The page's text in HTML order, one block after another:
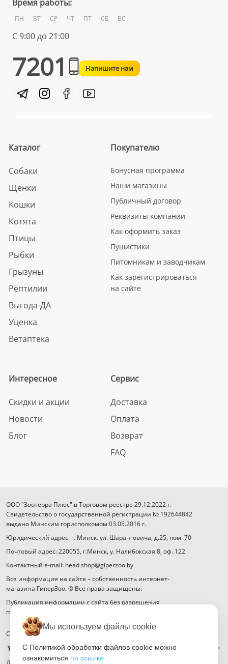
Время работы:
ПН ВТ СР ЧТ ПТ СБ ВС
С 9:00 до 21:00
7201 Напишите нам
Каталог
Собаки
Щенки
Кошки
Котята
Птицы
Рыбки
Грызуны
Рептилии
Выгода-ДА
Уценка
Ветаптека
Покупателю
Бонусная программа
Наши магазины
Публичный договор
Реквизиты компании
Как оформить заказ
Пушистики
Питомникам и заводчикам
Как зарегистрироваться
на сайте
Интересное
Скидки и акции
Новости
Блог
Сервис
Доставка
Оплата
Возврат
FAQ
ООО "Зоотерра Плюс" в Торговом реестре 29.12.2022 г.
Свидетельство о государственной регистрации № 192644842
выдано Минским горисполкомом 03.05.2016 г.
Юридический адрес: г. Минск. ул. Шаранговича, д.25, пом. 70
Почтовый адрес: 220055, г.Минск, у. Налибокская 8, оф. 122
Контактный e-mail: head.shop@giperzoo.by
Вся информация на сайте – собственность интернет-
магазина ГиперЗоо. © Все права защищены.
Публикация информации с сайта без разрешения
правообладателя запрещена.
Способы оплаты
Мы используем файлы cookie
С Политикой обработки файлов cookie можно
ознакомиться по ссылке